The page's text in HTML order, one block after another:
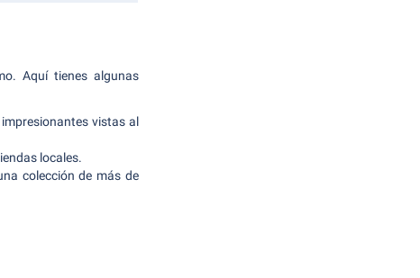
Aquí tienes algunas
vistas al
locales.
colección de más de